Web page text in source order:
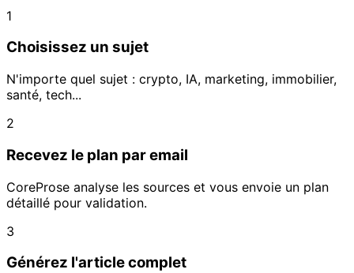
1
Choisissez un sujet
N'importe quel sujet : crypto, IA, marketing, immobilier,
santé, tech...
2
Recevez le plan par email
CoreProse analyse les sources et vous envoie un plan
détaillé pour validation.
3
Générez l'article complet